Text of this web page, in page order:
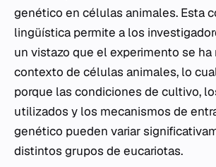
genético en células animales. Esta
lingüística permite a los
un vistazo que el experimento se ha
contexto de células animales, lo
porque las condiciones de cultivo,
utilizados y los mecanismos de
genético pueden variar
distintos grupos de eucariotas.